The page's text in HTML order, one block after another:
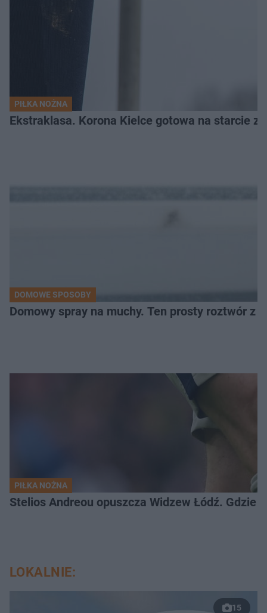
PIŁKA NOŻNA
Ekstraklasa. Korona Kielce gotowa na starcie z
DOMOWE SPOSOBY
Domowy spray na muchy. Ten prosty roztwór z
PIŁKA NOŻNA
Stelios Andreou opuszcza Widzew Łódź. Gdzie
LOKALNIE:
15